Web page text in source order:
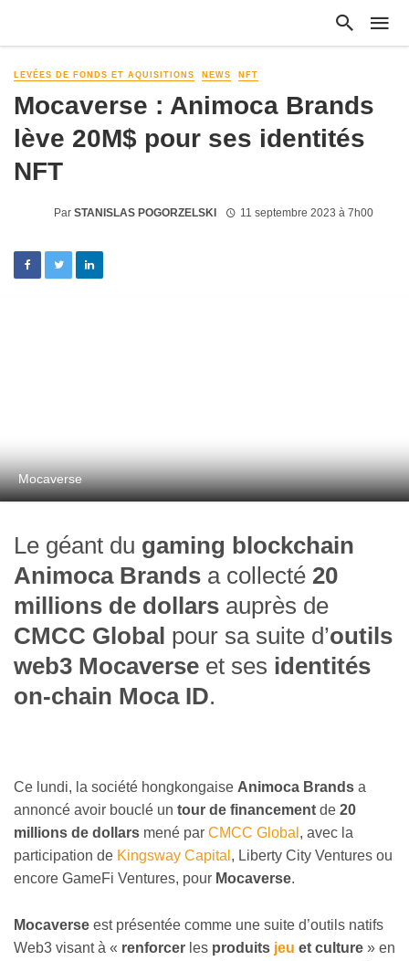
LEVÉES DE FONDS ET AQUISITIONS NEWS NFT
Mocaverse : Animoca Brands
lève 20M$ pour ses identités
NFT
Par STANISLAS POGORZELSKI 11 septembre 2023 à 7h00
Mocaverse
Le géant du gaming blockchain
Animoca Brands a collecté 20
millions de dollars auprès de
CMCC Global pour sa suite d’outils
web3 Mocaverse et ses identités
on-chain Moca ID.
Ce lundi, la société hongkongaise Animoca Brands a
annoncé avoir bouclé un tour de financement de 20
millions de dollars mené par CMCC Global , avec la
participation de Kingsway Capital , Liberty City Ventures ou
encore GameFi Ventures, pour Mocaverse.
Mocaverse est présentée comme une suite d’outils natifs
Web3 visant à « renforcer les produits jeu et culture » en